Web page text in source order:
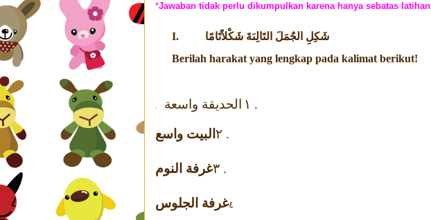
*Jawaban tidak perlu dikumpulkan karena hanya sebatas latihan
I.
شَكِلِ الجٌمَلَ التَالِىَةَ شَكْلاًتَامًا
Berilah harakat yang lengkap pada kalimat berikut!
. الحديقة واسعة . ١
البيت واسع . ٢
غرفة النوم . ٣
غرفة الجلوس